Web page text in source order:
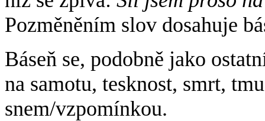
Pozměněním slov dosahuje
Báseň se, podobně jako
na samotu, tesknost, smrt,
snem/vzpomínkou.